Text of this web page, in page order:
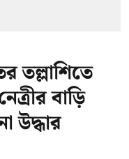
তল্লাশিতে
বাড়ি
উদ্ধার